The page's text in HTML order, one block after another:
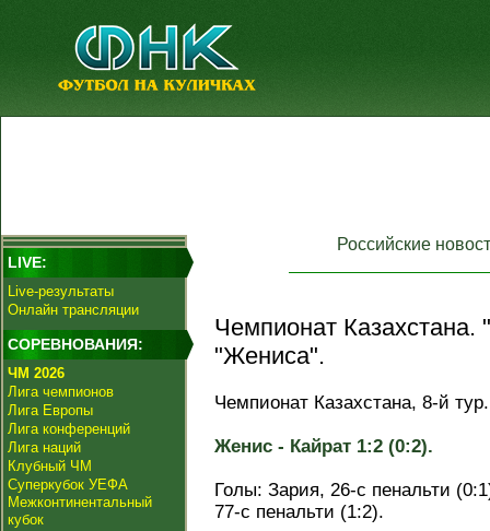
LIVE:
Live-результаты
Онлайн трансляции
СОРЕВНОВАНИЯ:
ЧМ 2026
Лига чемпионов
Лига Европы
Лига конференций
Лига наций
Клубный ЧМ
Суперкубок УЕФА
Межконтинентальный
кубок
Российские
Чемпионат Казахстана.
"Жениса".
Чемпионат Казахстана, 8-й тур.
Женис - Кайрат 1:2 (0:2).
Голы: Зария, 26-с пенальти
77-с пенальти (1:2).